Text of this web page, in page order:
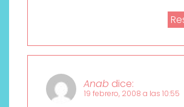
Anab dice:
19 febrero, 2008 a las 10:55